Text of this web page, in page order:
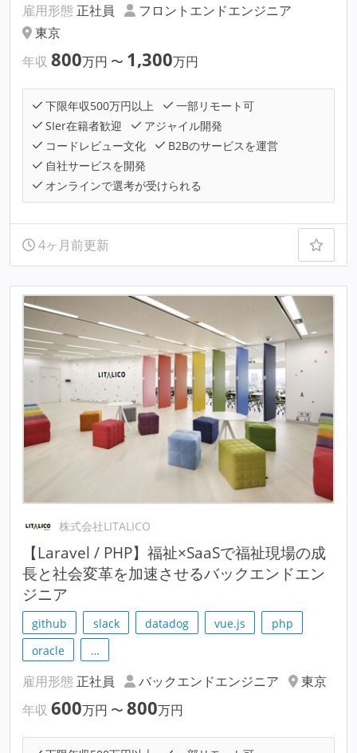
雇用形態 正社員
フロントエンドエンジニア
東京
年収 800万円 〜 1,300万円
下限年収500万円以上
一部リモート可
SIer在籍者歓迎
アジャイル開発
コードレビュー文化
B2Bのサービスを運営
自社サービスを開発
オンラインで選考が受けられる
4ヶ月前更新
株式会社LITALICO
【Laravel / PHP】福祉×SaaSで福祉現場の成
長と社会変革を加速させるバックエンドエン
ジニア
github slack datadog vue.js
php
oracle
…
雇用形態 正社員 バックエンドエンジニア
東京
年収 600万円 〜 800万円